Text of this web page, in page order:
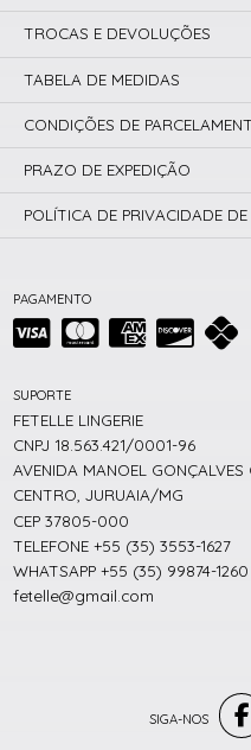
PAGAMENTO
SUPORTE
FETELLE LINGERIE
CNPJ 18.563.421/0001-96
AVENIDA MANOEL GONÇALVES
CENTRO, JURUAIA/MG
CEP 37805-000
TELEFONE +55 (35) 3553-1627
WHATSAPP +55 (35) 99874-1260
fetelle@gmail.com
TROCAS E DEVOLUÇÕES
TABELA DE MEDIDAS
CONDIÇÕES DE
PRAZO DE EXPEDIÇÃO
POLÍTICA DE PRIVACIDADE